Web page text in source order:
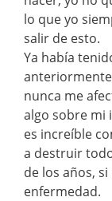
lo que yo
salir de esto.
Ya había
nunca me
algo sobre mi
es increíble
a destruir
de los años,
enfermedad.